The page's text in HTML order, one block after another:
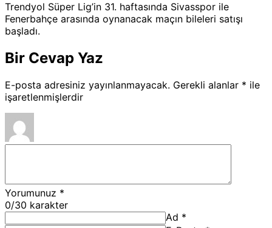
Trendyol Süper Lig’in 31. haftasında Sivasspor ile
Fenerbahçe arasında oynanacak maçın bileleri satışı
başladı.
Bir Cevap Yaz
E-posta adresiniz yayınlanmayacak. Gerekli alanlar * ile
işaretlenmişlerdir
Yorumunuz *
0/30 karakter
Ad *